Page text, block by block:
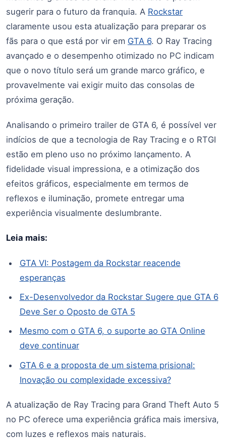
sugerir para o futuro da franquia. A Rockstar
claramente usou esta atualização para preparar os
fãs para o que está por vir em GTA 6. O Ray Tracing
avançado e o desempenho otimizado no PC indicam
que o novo título será um grande marco gráfico, e
provavelmente vai exigir muito das consolas de
próxima geração.
Analisando o primeiro trailer de GTA 6, é possível ver
indícios de que a tecnologia de Ray Tracing e o RTGI
estão em pleno uso no próximo lançamento. A
fidelidade visual impressiona, e a otimização dos
efeitos gráficos, especialmente em termos de
reflexos e iluminação, promete entregar uma
experiência visualmente deslumbrante.
Leia mais:
GTA VI: Postagem da Rockstar reacende
esperanças
Ex-Desenvolvedor da Rockstar Sugere que GTA 6
Deve Ser o Oposto de GTA 5
Mesmo com o GTA 6, o suporte ao GTA Online
deve continuar
GTA 6 e a proposta de um sistema prisional:
Inovação ou complexidade excessiva?
A atualização de Ray Tracing para Grand Theft Auto 5
no PC oferece uma experiência gráfica mais imersiva,
com luzes e reflexos mais naturais.